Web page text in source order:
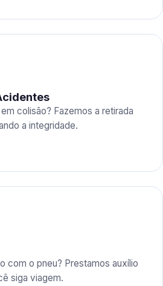
colisão? Fazemos a retirada
a integridade.
com o pneu? Prestamos auxílio
siga viagem.